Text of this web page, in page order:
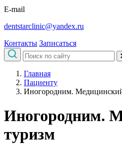
E-mail
dentstarclinic@yandex.ru
Контакты Записаться
Главная
Пациенту
Иногородним.
Иногородним.
туризм